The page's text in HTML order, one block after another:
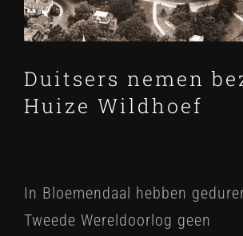
Duitsers nemen
Huize Wildhoef
In Bloemendaal hebben
Tweede Wereldoorlog geen